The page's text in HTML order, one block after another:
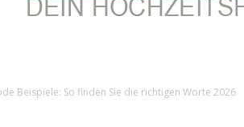
Beispiele: So finden Sie die richtigen Worte 2026